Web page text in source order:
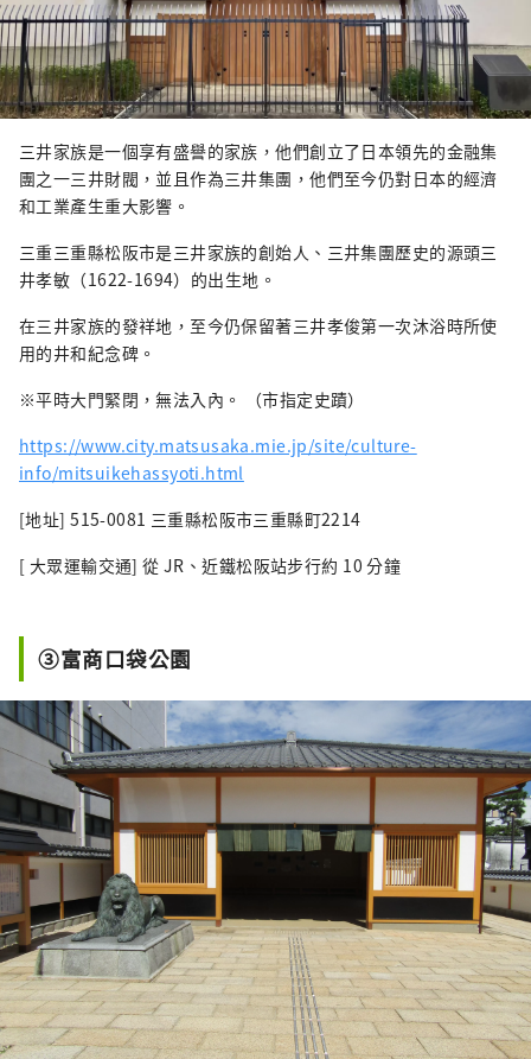
三井家族是一個享有盛譽的家族，他們創立了日本領先的金融集
團之一三井財閥，並且作為三井集團，他們至今仍對日本的經濟
和工業產生重大影響。
三重三重縣松阪市是三井家族的創始人、三井集團歷史的源頭三
井孝敏（1622-1694）的出生地。
在三井家族的發祥地，至今仍保留著三井孝俊第一次沐浴時所使
用的井和紀念碑。
※平時大門緊閉，無法入內。 （市指定史蹟）
https://www.city.matsusaka.mie.jp/site/culture-
info/mitsuikehassyoti.html
[地址] 515-0081 三重縣松阪市三重縣町2214
[ 大眾運輸交通] 從 JR、近鐵松阪站步行約 10 分鐘
③富商口袋公園